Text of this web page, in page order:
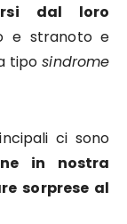
dal loro
e stranoto e
tiposindrome
ci sono
in nostra
sorprese al